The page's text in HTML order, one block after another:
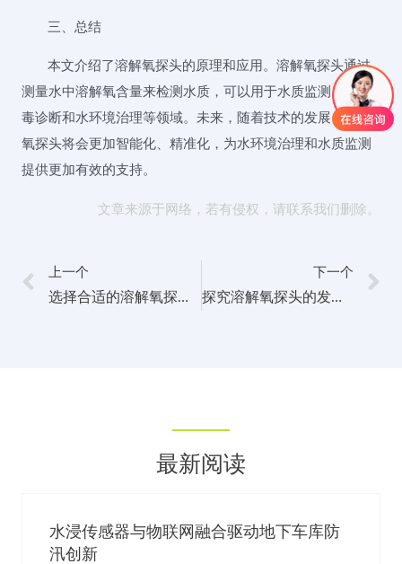
三、总结
本文介绍了溶解氧探头的原理和应用。溶解氧探头通过
测量水中溶解氧含量来检测水质，可以用于水质监测、氧中
毒诊断和水环境治理等领域。未来，随着技术的发展，溶解
氧探头将会更加智能化、精准化，为水环境治理和水质监测
提供更加有效的支持。
文章来源于网络，若有侵权，请联系我们删除。
上一个
选择合适的溶解氧探头，为水质监测提供精准数据
下一个
探究溶解氧探头的发展趋势与技术革新
最新阅读
水浸传感器与物联网融合驱动地下车库防
汛创新